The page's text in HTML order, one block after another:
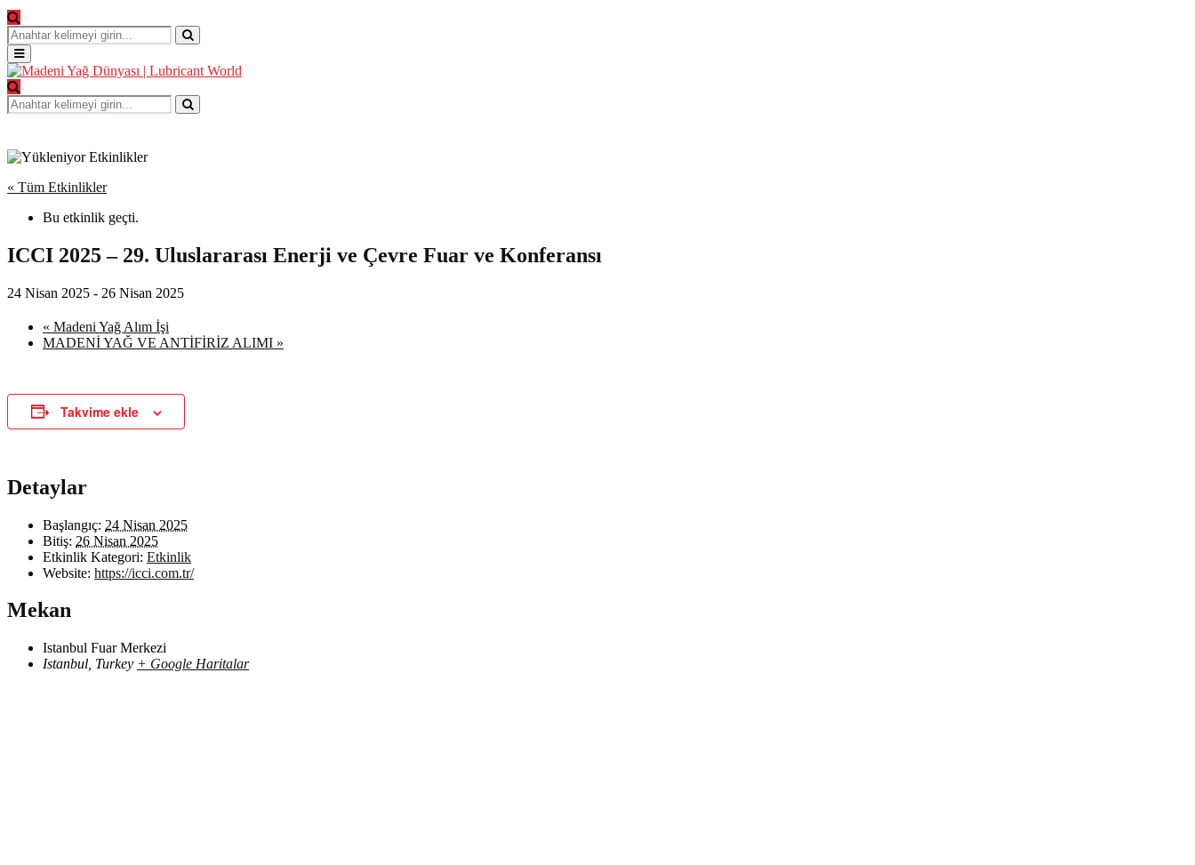
Search
for:
Search
Primary
Menu
Search
for:
Search
« Tüm Etkinlikler
Bu etkinlik geçti.
ICCI 2025 – 29. Uluslararası Enerji ve Çevre Fuar ve Konferansı
24 Nisan 2025 - 26 Nisan 2025
« Madeni Yağ Alım İşi
MADENİ YAĞ VE ANTİFİRİZ ALIMI »
Takvime ekle
Detaylar
Başlangıç: 24 Nisan 2025
Bitiş: 26 Nisan 2025
Etkinlik Kategori: Etkinlik
Website: https://icci.com.tr/
Mekan
Istanbul Fuar Merkezi
Istanbul Turkey + Google Haritalar